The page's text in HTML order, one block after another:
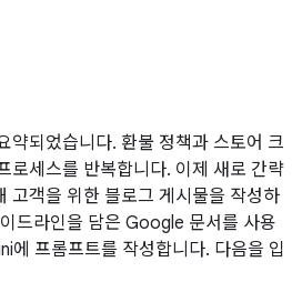
약되었습니다. 환불 정책과 스토어 크
로세스를 반복합니다. 이제 새로 간략
고객을 위한 블로그 게시물을 작성하
드라인을 담은 Google 문서를 사용
프롬프트를 작성합니다. 다음을 입